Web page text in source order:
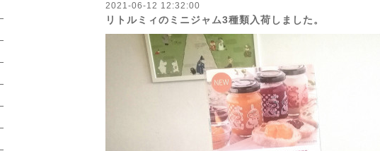
2021-06-12 12:32:00
リトルミィのミニジャム3種類入荷しました。